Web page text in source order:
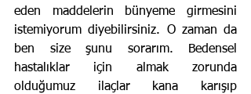
eden maddelerin bünyeme girmesini
istemiyorum diyebilirsiniz. O zaman da
ben size şunu sorarım. Bedensel
hastalıklar için almak zorunda
olduğumuz ilaçlar kana karışıp